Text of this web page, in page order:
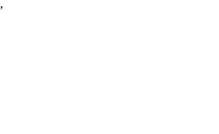
,